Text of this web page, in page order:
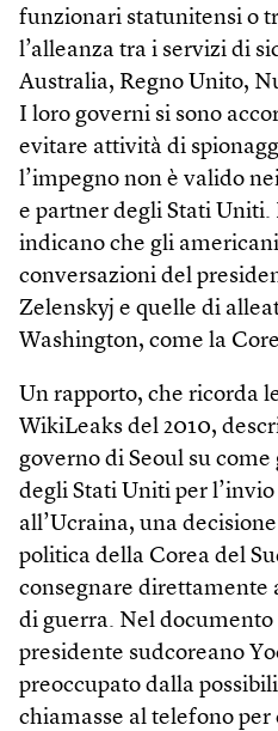
funzionari statunitensi o
l’alleanza tra i servizi di
Australia, Regno Unito,
I loro governi si sono
evitare attività di
l’impegno non è valido
e partner degli Stati
indicano che gli
conversazioni del
Zelenskyj e quelle di
Washington, come la
Un rapporto, che ricorda
WikiLeaks del 2010,
governo di Seoul su come
degli Stati Uniti per
all’Ucraina, una
politica della Corea del
consegnare direttamente
di guerra. Nel documento
presidente sudcoreano
preoccupato dalla
chiamasse al telefono